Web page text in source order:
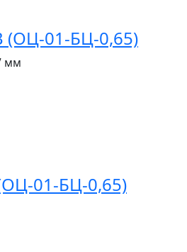
(ОЦ-01-БЦ-0,65)
мм
01-БЦ-0,65)